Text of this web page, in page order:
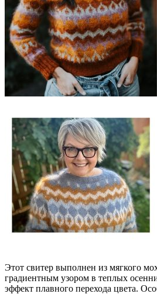
Этот свитер выполнен из мягкого
градиентным узором в теплых
эффект плавного перехода цвета.